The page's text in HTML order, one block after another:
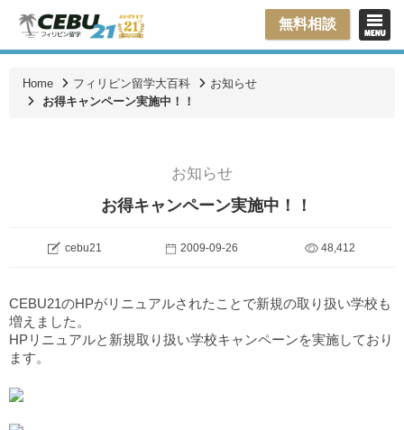
無料相談
Home フィリピン留学大百科
お知らせ
お得キャンペーン実施中！！
お知らせ
お得キャンペーン実施中！！
cebu21 2009-09-26 48,412
CEBU21のHPがリニュアルされたことで新規の取り扱い学校も
増えました。
HPリニュアルと新規取り扱い学校キャンペーンを実施しており
ます。